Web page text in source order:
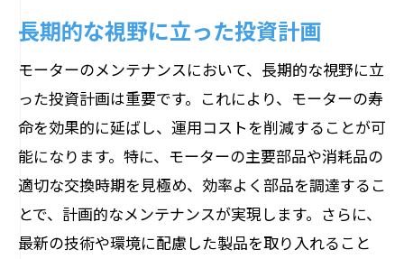
長期的な視野に立った投資計画
モーターのメンテナンスにおいて、長期的な視野に立
った投資計画は重要です。これにより、モーターの寿
命を効果的に延ばし、運用コストを削減することが可
能になります。特に、モーターの主要部品や消耗品の
適切な交換時期を見極め、効率よく部品を調達するこ
とで、計画的なメンテナンスが実現します。さらに、
最新の技術や環境に配慮した製品を取り入れること